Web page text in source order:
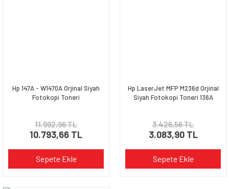
Hp 147A - W1470A Orjinal Siyah
Fotokopi Toneri
11.992,96 TL
10.793,66 TL
Sepete Ekle
Hp LaserJet MFP M236d Orjinal
Siyah Fotokopi Toneri 136A
3.426,56 TL
3.083,90 TL
Sepete Ekle